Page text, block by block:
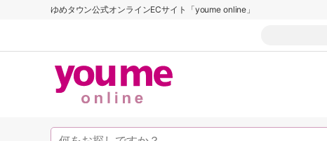
ゆめタウン公式オンラインECサイト「youme online」